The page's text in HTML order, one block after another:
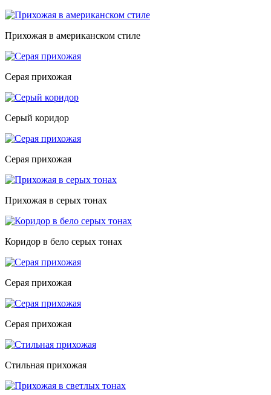
Прихожая в американском стиле
Серая прихожая
Серый коридор
Серая прихожая
Прихожая в серых тонах
Коридор в бело серых тонах
Серая прихожая
Серая прихожая
Стильная прихожая